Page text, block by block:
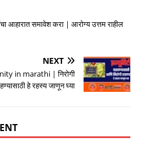
आहारात समावेश करा | आरोग्य उत्तम राहील
NEXT
in marathi | निरोगी
हे रहस्य जाणून घ्या